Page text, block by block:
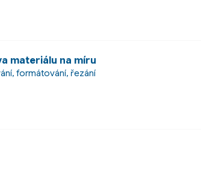
materiálu na míru
formátování, řezání